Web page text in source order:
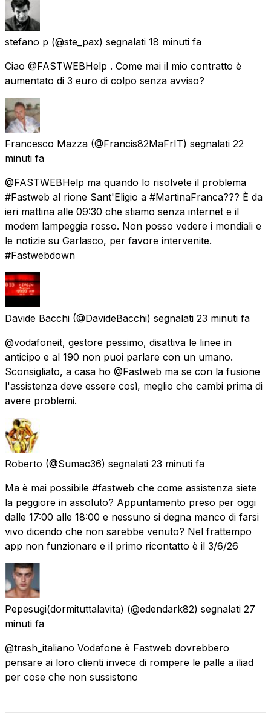
stefano p (@ste_pax) segnalati 18 minuti fa
Ciao @FASTWEBHelp . Come mai il mio contratto è
aumentato di 3 euro di colpo senza avviso?
Francesco Mazza (@Francis82MaFrIT) segnalati 22
minuti fa
@FASTWEBHelp ma quando lo risolvete il problema
#Fastweb al rione Sant'Eligio a #MartinaFranca??? È da
ieri mattina alle 09:30 che stiamo senza internet e il
modem lampeggia rosso. Non posso vedere i mondiali e
le notizie su Garlasco, per favore intervenite.
#Fastwebdown
Davide Bacchi (@DavideBacchi) segnalati 23 minuti fa
@vodafoneit, gestore pessimo, disattiva le linee in
anticipo e al 190 non puoi parlare con un umano.
Sconsigliato, a casa ho @Fastweb ma se con la fusione
l'assistenza deve essere così, meglio che cambi prima di
avere problemi.
Roberto (@Sumac36) segnalati 23 minuti fa
Ma è mai possibile #fastweb che come assistenza siete
la peggiore in assoluto? Appuntamento preso per oggi
dalle 17:00 alle 18:00 e nessuno si degna manco di farsi
vivo dicendo che non sarebbe venuto? Nel frattempo
app non funzionare e il primo ricontatto è il 3/6/26
Pepesugi(dormituttalavita) (@edendark82) segnalati 27
minuti fa
@trash_italiano Vodafone è Fastweb dovrebbero
pensare ai loro clienti invece di rompere le palle a iliad
per cose che non sussistono